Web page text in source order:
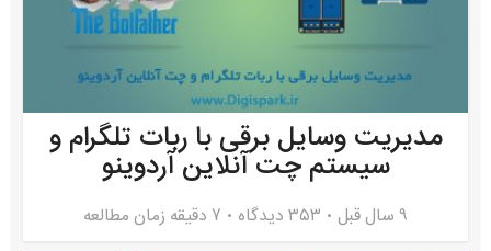
مدیریت وسایل برقی با ربات تلگرام و
سیستم چت آنلاین آردوینو
9 سال قبل ۳۵۳ دیدگاه 7 دقیقه زمان مطالعه